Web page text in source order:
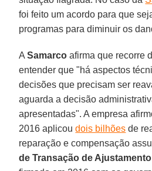
foi feito um acordo para que
programas para diminuir os
ASamarco afirma que recorre
entender que "há aspectos
decisões que precisam ser
aguarda a decisão
apresentadas". A empresa
2016 aplicoudois bilhões de
reparação e compensação
de Transação de